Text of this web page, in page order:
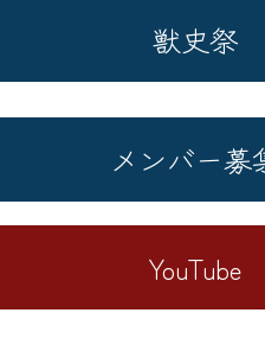
獣史祭
メンバー募
YouTube